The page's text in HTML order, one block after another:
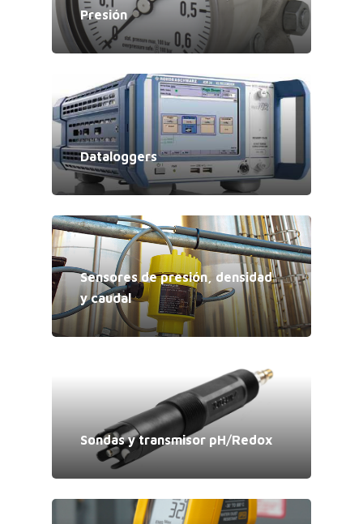
Presión
Dataloggers
Sensores de presión, densidad
y caudal
Sondas y transmisor pH/Redox